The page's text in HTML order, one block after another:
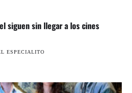
siguen sin llegar a los cines
ESPECIALITO